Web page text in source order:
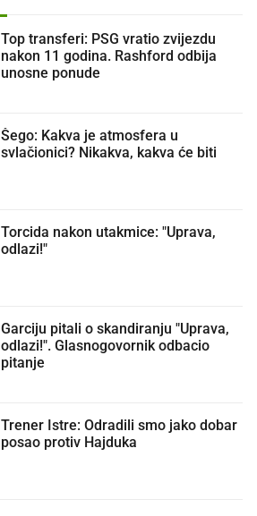
Top transferi: PSG vratio zvijezdu
nakon 11 godina. Rashford odbija
unosne ponude
Šego: Kakva je atmosfera u
svlačionici? Nikakva, kakva će biti
Torcida nakon utakmice: "Uprava,
odlazi!"
Garciju pitali o skandiranju "Uprava,
odlazi!". Glasnogovornik odbacio
pitanje
Trener Istre: Odradili smo jako dobar
posao protiv Hajduka